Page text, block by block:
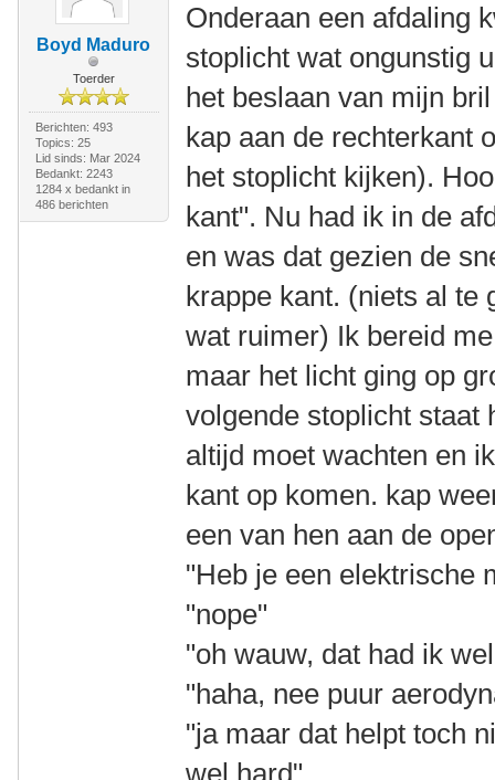
Boyd Maduro
Toerder
Berichten: 493
Topics: 25
Lid sinds: Mar 2024
Bedankt: 2243
1284 x bedankt in
486 berichten
Onderaan een afdaling
stoplicht wat ongunstig
het beslaan van mijn
kap aan de rechterkant
het stoplicht kijken).
kant". Nu had ik in de
en was dat gezien de
krappe kant. (niets al te
wat ruimer) Ik bereid
maar het licht ging op
volgende stoplicht staat
altijd moet wachten en
kant op komen. kap
een van hen aan de
"Heb je een elektrische
"nope"
"oh wauw, dat had ik
"haha, nee puur
"ja maar dat helpt toch
wel hard"